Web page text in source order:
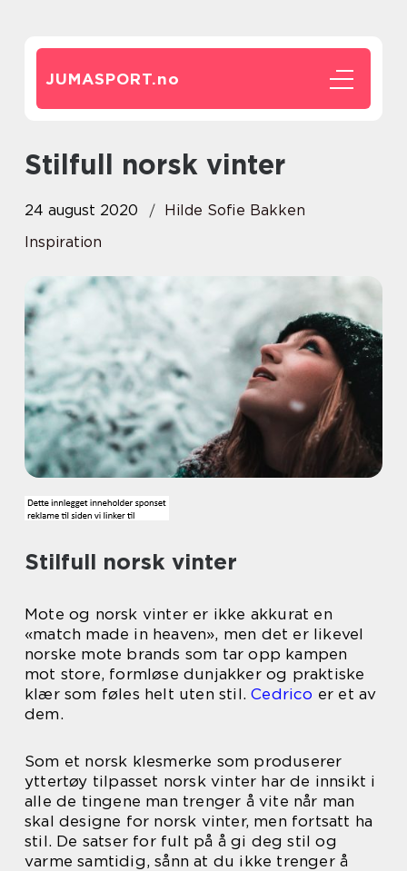
JUMASPORT.no
Stilfull norsk vinter
24 august 2020
Hilde Sofie Bakken
Inspiration
Stilfull norsk vinter
Mote og norsk vinter er ikke akkurat en
«match made in heaven», men det er likevel
norske mote brands som tar opp kampen
mot store, formløse dunjakker og praktiske
klær som føles helt uten stil.Cedrico er et av
dem.
Som et norsk klesmerke som produserer
yttertøy tilpasset norsk vinter har de innsikt i
alle de tingene man trenger å vite når man
skal designe for norsk vinter, men fortsatt ha
stil. De satser for fult på å gi deg stil og
varme samtidig, sånn at du ikke trenger å